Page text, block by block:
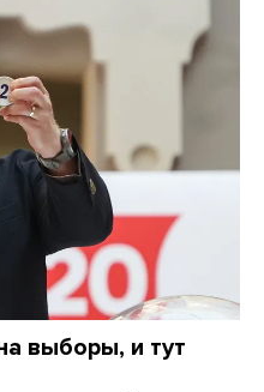
выборы, и тут